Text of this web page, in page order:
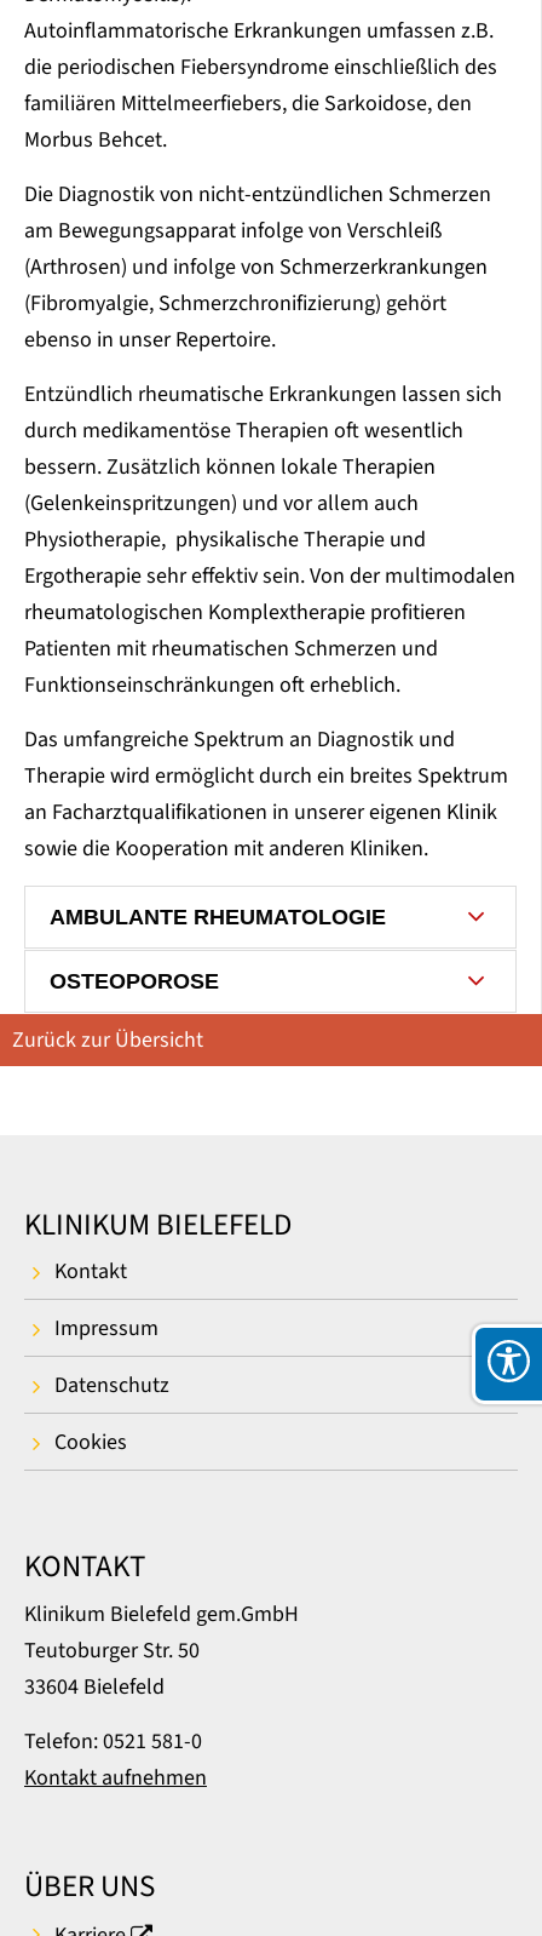
Autoinflammatorische Erkrankungen umfassen z.B.
die periodischen Fiebersyndrome einschließlich des
familiären Mittelmeerfiebers, die Sarkoidose, den
Morbus Behcet.
Die Diagnostik von nicht-entzündlichen Schmerzen
am Bewegungsapparat infolge von Verschleiß
(Arthrosen) und infolge von Schmerzerkrankungen
(Fibromyalgie, Schmerzchronifizierung) gehört
ebenso in unser Repertoire.
Entzündlich rheumatische Erkrankungen lassen sich
durch medikamentöse Therapien oft wesentlich
bessern. Zusätzlich können lokale Therapien
(Gelenkeinspritzungen) und vor allem auch
Physiotherapie, physikalische Therapie und
Ergotherapie sehr effektiv sein. Von der multimodalen
rheumatologischen Komplextherapie profitieren
Patienten mit rheumatischen Schmerzen und
Funktionseinschränkungen oft erheblich.
Das umfangreiche Spektrum an Diagnostik und
Therapie wird ermöglicht durch ein breites Spektrum
an Facharztqualifikationen in unserer eigenen Klinik
sowie die Kooperation mit anderen Kliniken.
AMBULANTE RHEUMATOLOGIE
OSTEOPOROSE
Zurück zur Übersicht
KLINIKUM BIELEFELD
Kontakt
Impressum
Datenschutz
Cookies
KONTAKT
Klinikum Bielefeld gem.GmbH
Teutoburger Str. 50
33604 Bielefeld
Telefon: 0521 581-0
Kontakt aufnehmen
ÜBER UNS